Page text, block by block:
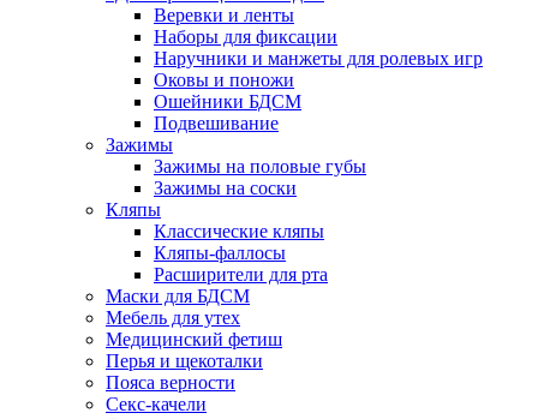
Веревки и ленты
Наборы для фиксации
Наручники и манжеты для ролевых игр
Оковы и поножи
Ошейники БДСМ
Подвешивание
Зажимы
Зажимы на половые губы
Зажимы на соски
Кляпы
Классические кляпы
Кляпы-фаллосы
Расширители для рта
Маски для БДСМ
Мебель для утех
Медицинский фетиш
Перья и щекоталки
Пояса верности
Секс-качели